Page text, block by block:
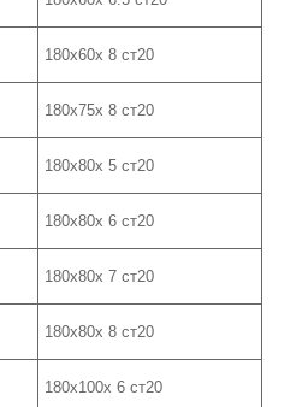
180х60х 8 ст20
180х75х 8 ст20
180х80х 5 ст20
180х80х 6 ст20
180х80х 7 ст20
180х80х 8 ст20
180х100х 6 ст20